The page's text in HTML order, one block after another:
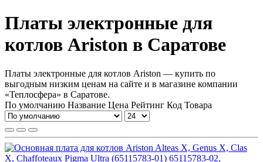
Платы электронные для
котлов Ariston в Саратове
Платы электронные для котлов Ariston — купить по
выгодным низким ценам на сайте и в магазине компании
«Теплосфера» в Саратове.
По умолчанию Название Цена Рейтинг Код Товара